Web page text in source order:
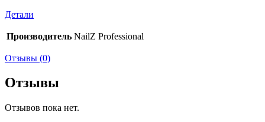
Детали
Производитель NailZ Professional
Отзывы (0)
Отзывы
Отзывов пока нет.